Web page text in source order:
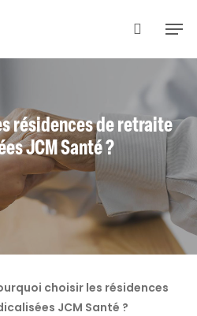
search
résidences de retraite
JCM Santé ?
choisir les résidences
JCM Santé ?